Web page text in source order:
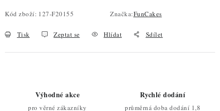
Kód zboží: 127-F20155 Značka:FunCakes
Tisk Zeptat se Hlídat Sdílet
Výhodné akce
pro věrné zákazníky
Rychlé dodání
průměrná doba dodání 1,8